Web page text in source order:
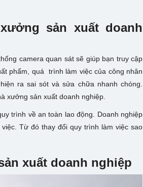
sản xuất doanh
camera quan sát sẽ giúp bạn truy cập
phẩm, quá trình làm việc của công nhân
ra sai sót và sửa chữa nhanh chóng.
xưởng sản xuất doanh nghiệp.
trình về an toàn lao động. Doanh nghiệp
Từ đó thay đổi quy trình làm việc sao
xuất doanh nghiệp